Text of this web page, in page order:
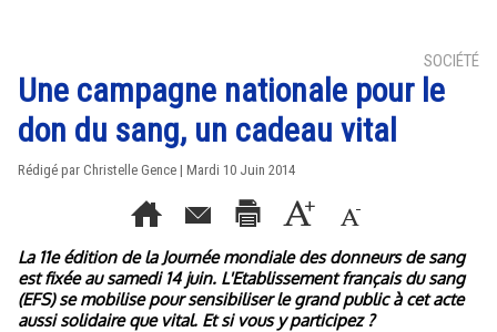
SOCIÉTÉ
Une campagne nationale pour le
don du sang, un cadeau vital
Rédigé par Christelle Gence | Mardi 10 Juin 2014
La 11e édition de la Journée mondiale des donneurs de sang
est fixée au samedi 14 juin. L'Etablissement français du sang
(EFS) se mobilise pour sensibiliser le grand public à cet acte
aussi solidaire que vital. Et si vous y participez ?